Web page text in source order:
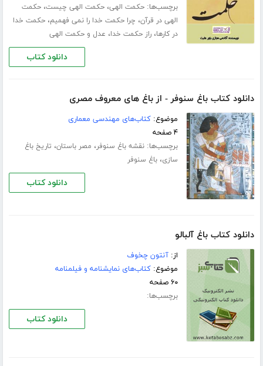
برچسب‌ها:حکمت الهی،حکمت الهی چیست،حکمت
الهی در قرآن، چرا حکمت خدا را نمی فهمیم،حکمت خدا
در کارها،راز حکمت خدا، عدل و حکمت الهی
دانلود کتاب
دانلود کتاب باغ سنوفر - از باغ های معروف مصری
موضوع:کتاب‌های مهندسی معماری
۴ صفحه
برچسب‌ها:نقشه باغ سنوفر، مصر باستان، تاریخ باغ
سازى،باغ سنوفر
دانلود کتاب
دانلود کتاب باغ آلبالو
از:آنتون چخوف
موضوع:کتاب‌های نمایشنامه و فیلمنامه
۶۰ صفحه
برچسب‌ها:
دانلود کتاب